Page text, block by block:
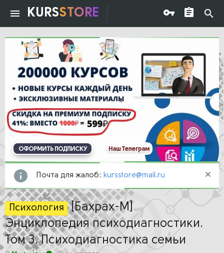
KURSSTORE
ОФОРМИТЬ ПОДПИСКУ Наш Телеграм
Почта для жалоб: kursstore@mail.ru
Психология [Бахрах-М]
Энциклопедия психодиагностики.
Том 3. Психодиагностика семьи